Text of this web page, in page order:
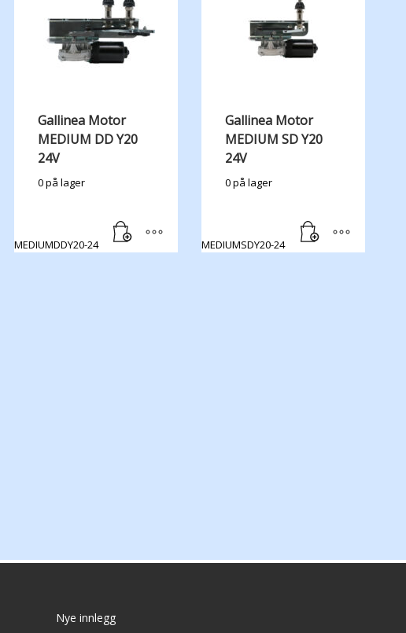
Gallinea Motor
MEDIUM DD Y20
24V
0 på lager
MEDIUMDDY20-24
Gallinea Motor
MEDIUM SD Y20
24V
0 på lager
MEDIUMSDY20-24
Nye innlegg